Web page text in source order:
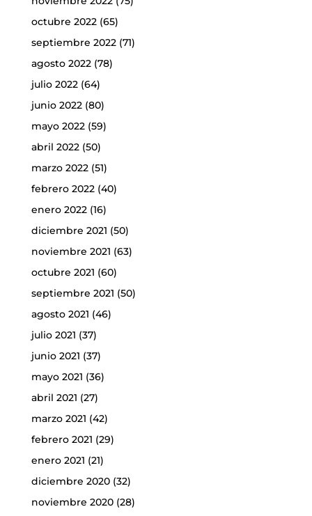
octubre 2022(65)
septiembre 2022(71)
agosto 2022(78)
julio 2022(64)
junio 2022(80)
mayo 2022(59)
abril 2022(50)
marzo 2022(51)
febrero 2022(40)
enero 2022(16)
diciembre 2021 (50)
noviembre 2021 (63)
octubre 2021 (60)
septiembre 2021 (50)
agosto 2021 (46)
julio 2021 (37)
junio 2021 (37)
mayo 2021 (36)
abril 2021 (27)
marzo 2021 (42)
febrero 2021 (29)
enero 2021 (21)
diciembre 2020(32)
noviembre 2020(28)